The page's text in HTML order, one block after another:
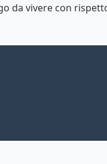
da vivere con